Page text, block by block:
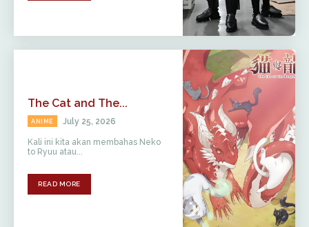
The Cat and The...
ANIME July 25, 2026
Kali ini kita akan membahas Neko
to Ryuu atau...
READ MORE